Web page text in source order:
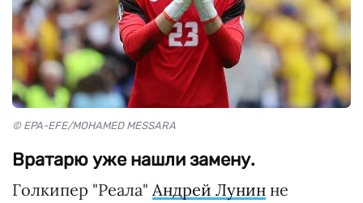
© EPA-EFE/MOHAMED MESSARA
Вратарю уже нашли замену.
Голкипер "Реала" Андрей Лунин не